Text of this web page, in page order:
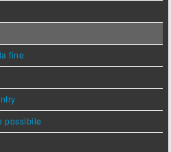
fine
possibile